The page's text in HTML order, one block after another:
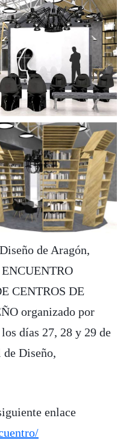
de Aragón,
CENTROS DE
organizado por
días 27, 28 y 29 de
Diseño,
enlace